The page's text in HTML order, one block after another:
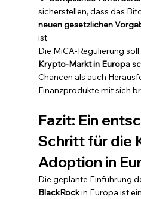
sicherstellen, dass das
neuen gesetzlichen
ist.
Die MiCA-Regulierung soll
Krypto-Markt in Europa
Chancen als auch
Finanzprodukte mit sich
Fazit: Ein
Schritt für die
Adoption in
Die geplante Einführung
BlackRock in Europa ist